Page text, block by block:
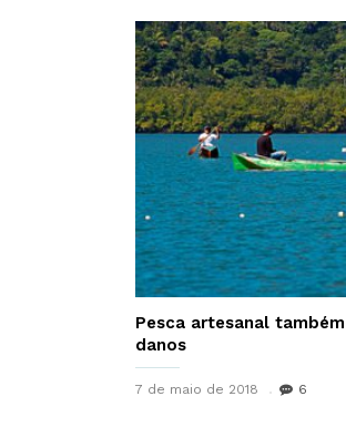
Pesca artesanal
danos
7 de maio de 2018 6